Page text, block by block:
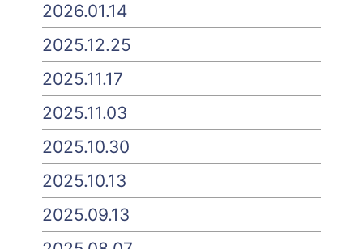
2026.01.14
2025.12.25
2025.11.17
2025.11.03
2025.10.30
2025.10.13
2025.09.13